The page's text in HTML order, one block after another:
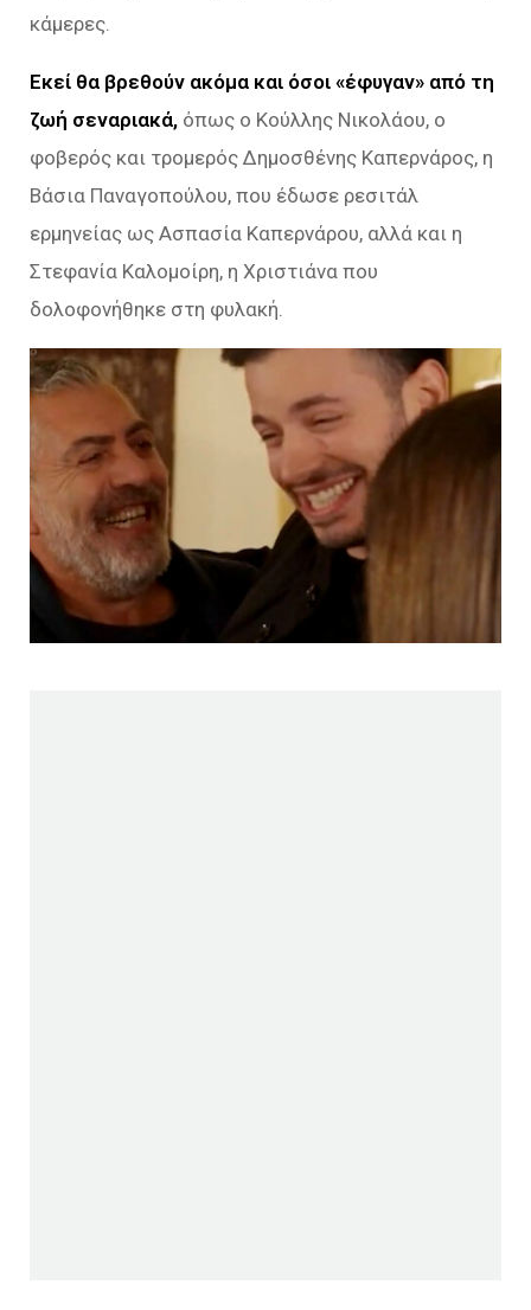
κάμερες.
Εκεί θα βρεθούν ακόμα και όσοι «έφυγαν» από τη
ζωή σεναριακά, όπως ο Κούλλης Νικολάου, ο
φοβερός και τρομερός Δημοσθένης Καπερνάρος, η
Βάσια Παναγοπούλου, που έδωσε ρεσιτάλ
ερμηνείας ως Ασπασία Καπερνάρου, αλλά και η
Στεφανία Καλομοίρη, η Χριστιάνα που
δολοφονήθηκε στη φυλακή.